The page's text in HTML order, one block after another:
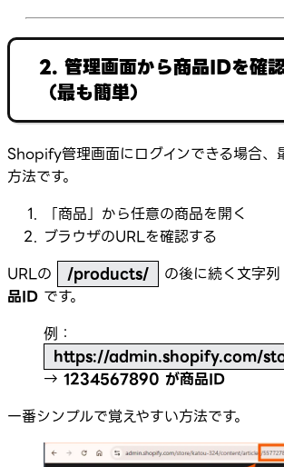
2. 管理画面から商品IDを確
（最も簡単）
Shopify管理画面にログインできる場合、
方法です。
「商品」から任意の商品を開く
ブラウザのURLを確認する
URLの
/products/ の後に続く文字
品ID です。
例：
https://admin.shopify.com/
→ 1234567890 が商品ID
一番シンプルで覚えやすい方法です。